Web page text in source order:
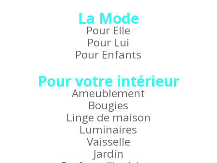
La Mode
Pour Elle
Pour Lui
Pour Enfants
Pour votre intérieur
Ameublement
Bougies
Linge de maison
Luminaires
Vaisselle
Jardin